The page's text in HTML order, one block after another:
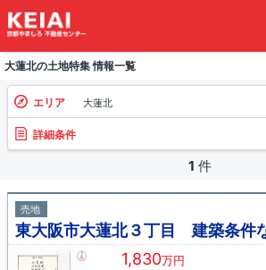
大蓮北の土地特集 情報一覧
エリア 大蓮北
詳細条件
1 件
売地
東大阪市大蓮北３丁目 建築条件
1,830万円